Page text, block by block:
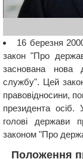
16 березня
закон "Про
заснована ​​нова
службу". Цей
правовідносини,
президента
голові держави
законом "Про
Положення